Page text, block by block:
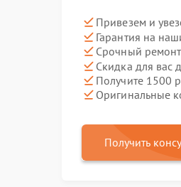
Привезем и
Гарантия на
Срочный
Скидка для вас
Получите 1500
Оригинальные
Получить